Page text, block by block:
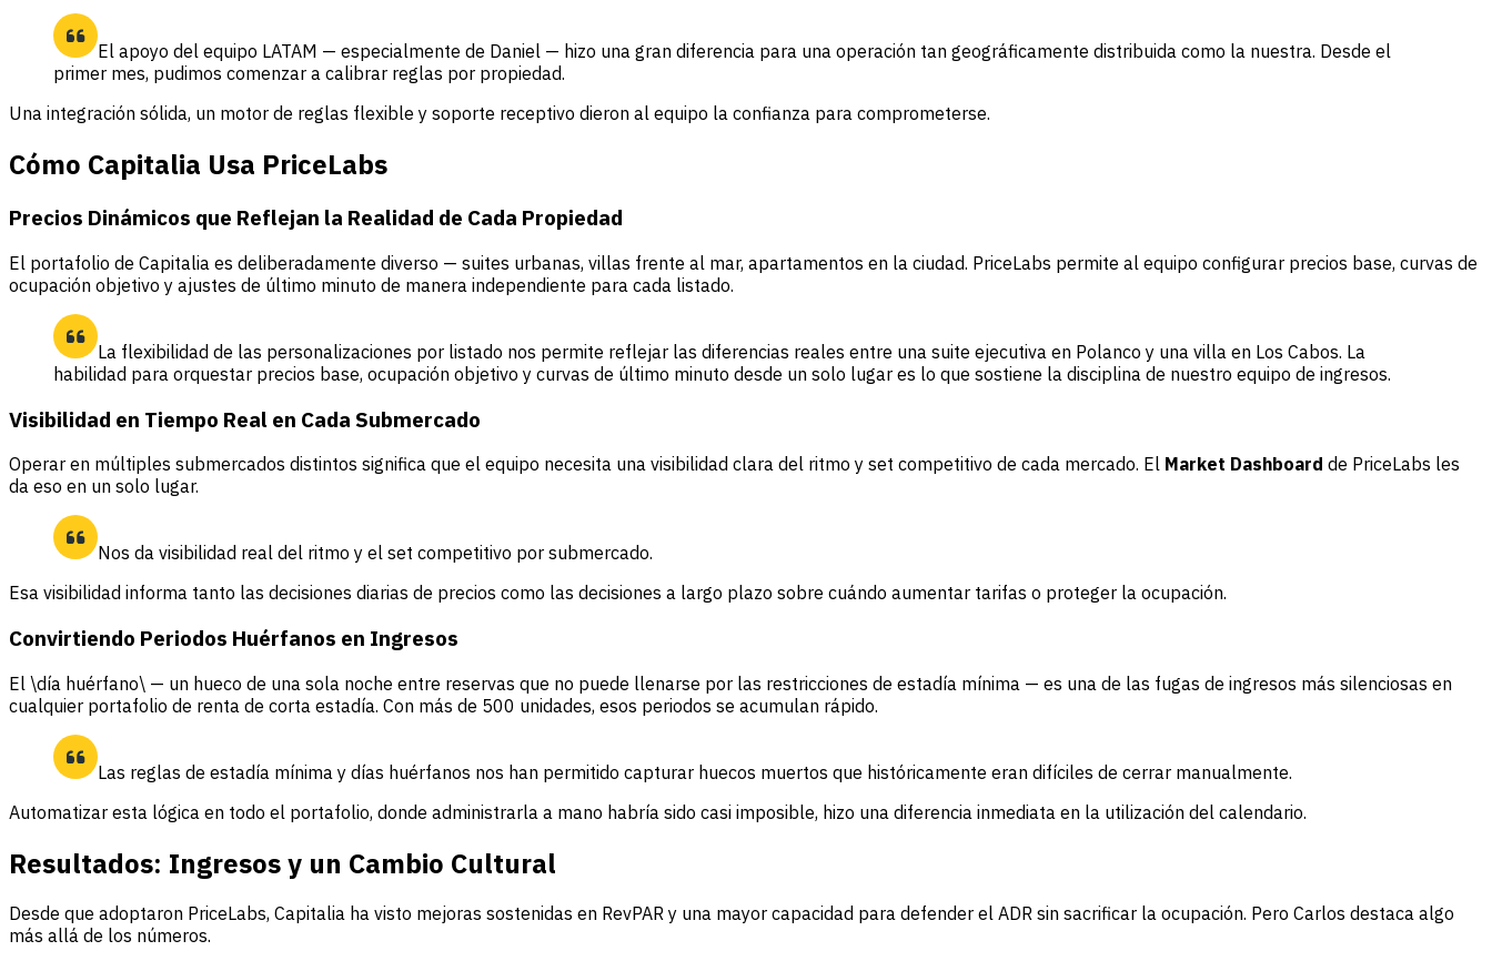
El apoyo del equipo LATAM — especialmente de Daniel — hizo una gran diferencia para una operación tan geográficamente distribuida como la nuestra. Desde el
primer mes, pudimos comenzar a calibrar reglas por propiedad.
Una integración sólida, un motor de reglas flexible y soporte receptivo dieron al equipo la confianza para comprometerse.
Cómo Capitalia Usa PriceLabs
Precios Dinámicos que Reflejan la Realidad de Cada Propiedad
El portafolio de Capitalia es deliberadamente diverso — suites urbanas, villas frente al mar, apartamentos en la ciudad. PriceLabs permite al equipo configurar precios base, curvas de
ocupación objetivo y ajustes de último minuto de manera independiente para cada listado.
La flexibilidad de las personalizaciones por listado nos permite reflejar las diferencias reales entre una suite ejecutiva en Polanco y una villa en Los Cabos. La
habilidad para orquestar precios base, ocupación objetivo y curvas de último minuto desde un solo lugar es lo que sostiene la disciplina de nuestro equipo de ingresos.
Visibilidad en Tiempo Real en Cada Submercado
Operar en múltiples submercados distintos significa que el equipo necesita una visibilidad clara del ritmo y set competitivo de cada mercado. El Market Dashboard de PriceLabs les
da eso en un solo lugar.
Nos da visibilidad real del ritmo y el set competitivo por submercado.
Esa visibilidad informa tanto las decisiones diarias de precios como las decisiones a largo plazo sobre cuándo aumentar tarifas o proteger la ocupación.
Convirtiendo Periodos Huérfanos en Ingresos
El \día huérfano\ — un hueco de una sola noche entre reservas que no puede llenarse por las restricciones de estadía mínima — es una de las fugas de ingresos más silenciosas en
cualquier portafolio de renta de corta estadía. Con más de 500 unidades, esos periodos se acumulan rápido.
Las reglas de estadía mínima y días huérfanos nos han permitido capturar huecos muertos que históricamente eran difíciles de cerrar manualmente.
Automatizar esta lógica en todo el portafolio, donde administrarla a mano habría sido casi imposible, hizo una diferencia inmediata en la utilización del calendario.
Resultados: Ingresos y un Cambio Cultural
Desde que adoptaron PriceLabs, Capitalia ha visto mejoras sostenidas en RevPAR y una mayor capacidad para defender el ADR sin sacrificar la ocupación. Pero Carlos destaca algo
más allá de los números.